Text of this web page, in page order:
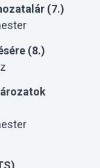
(7.)
(8.)